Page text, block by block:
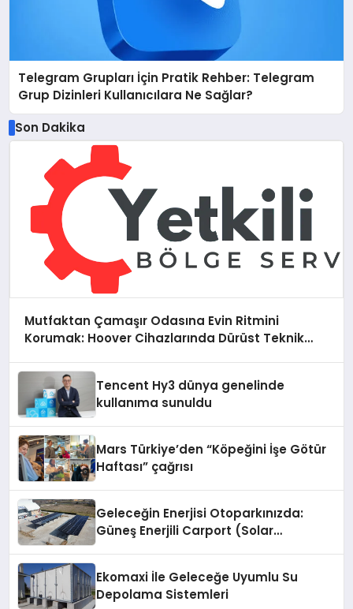
Telegram Grupları İçin Pratik Rehber: Telegram
Grup Dizinleri Kullanıcılara Ne Sağlar?
Son Dakika
Mutfaktan Çamaşır Odasına Evin Ritmini
Korumak: Hoover Cihazlarında Dürüst Teknik
Tencent Hy3 dünya genelinde
kullanıma sunuldu
Mars Türkiye’den “Köpeğini İşe Götür
Haftası” çağrısı
Geleceğin Enerjisi Otoparkınızda:
Güneş Enerjili Carport (Solar
Ekomaxi İle Geleceğe Uyumlu Su
Depolama Sistemleri